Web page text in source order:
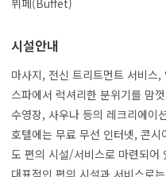
뷔페(Buffet)
시설안내
마사지, 전신 트리트먼트 서비스
스파에서 럭셔리한 분위기를 맘
수영장, 사우나 등의 레크리에이
호텔에는 무료 무선 인터넷, 콘
도 편의 시설/서비스로 마련되어
대표적인 편의 시설과 서비스로